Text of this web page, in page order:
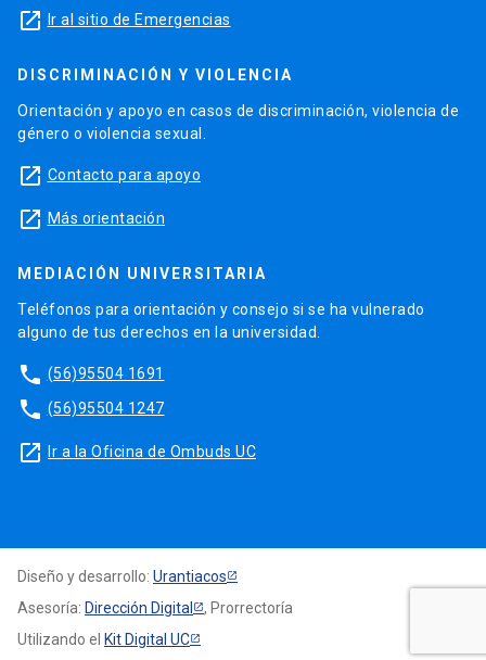
launch Ir al sitio de Emergencias
DISCRIMINACIÓN Y VIOLENCIA
Orientación y apoyo en casos de discriminación, violencia de
género o violencia sexual.
launch Contacto para apoyo
launch Más orientación
MEDIACIÓN UNIVERSITARIA
Teléfonos para orientación y consejo si se ha vulnerado
alguno de tus derechos en la universidad.
phone (56)95504 1691
phone (56)95504 1247
launch Ir a la Oficina de Ombuds UC
Diseño y desarrollo: Urantiacos
Asesoría: Dirección Digital
, Prorrectoría
Utilizando el Kit Digital UC